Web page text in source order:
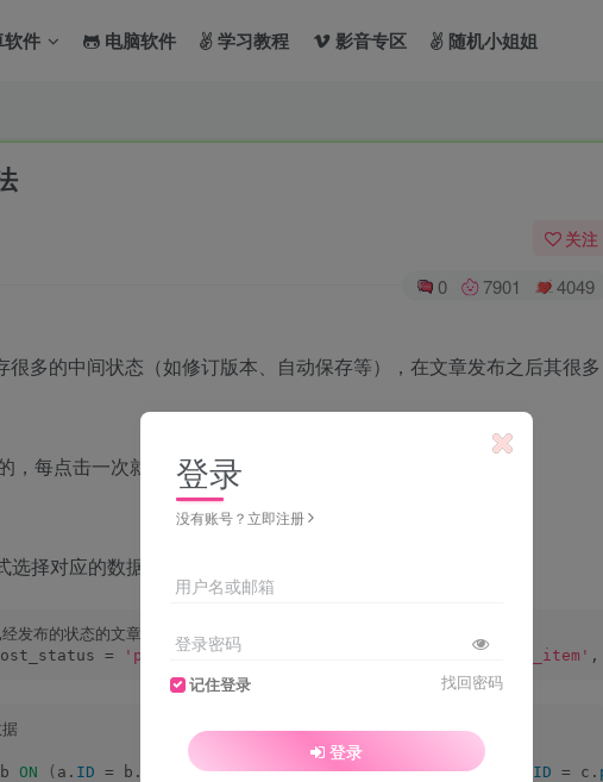
件 电脑软件 学习教程 影音专区 随机小姐姐
关注
0 7901 4049
很多的中间状态（如修订版本、自动保存等），在文章发布之后其很多
，每点击一次就生成一条“自动草稿(auto draft)”的冗余数据。
择对应的数据库，执行下面mysql语句即可：
布的状态的文章、菜单、页面）
= 'publish' AND post_type 'nav_menu_item' ,
ON ( a. ID = b. object_id) LEFT JOIN wp_postmeta c ON ID = c.
登录
没有账号？立即注册
用户名或邮箱
登录密码
记住登录 找回密码
登录